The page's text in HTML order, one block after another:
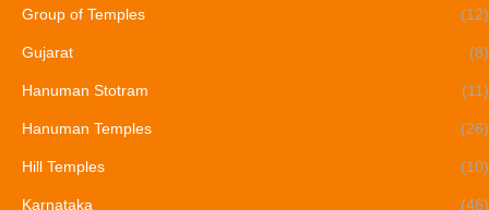
Group of Temples (12)
Gujarat (8)
Hanuman Stotram (11)
Hanuman Temples (26)
Hill Temples (10)
Karnataka (46)